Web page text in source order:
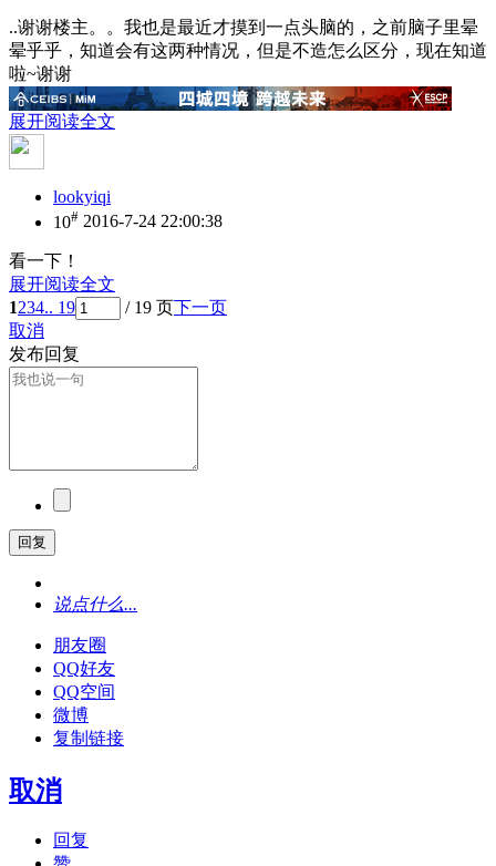
..谢谢楼主。。我也是最近才摸到一点头脑的，之前脑子里晕
晕乎乎，知道会有这两种情况，但是不造怎么区分，现在知道
啦~谢谢
展开阅读全文
lookyiqi
10# 2016-7-24 22:00:38
看一下！
展开阅读全文
1234.. 19 / 19 页下一页
取消
发布回复
回复
说点什么...
朋友圈
QQ好友
QQ空间
微博
复制链接
取消
回复